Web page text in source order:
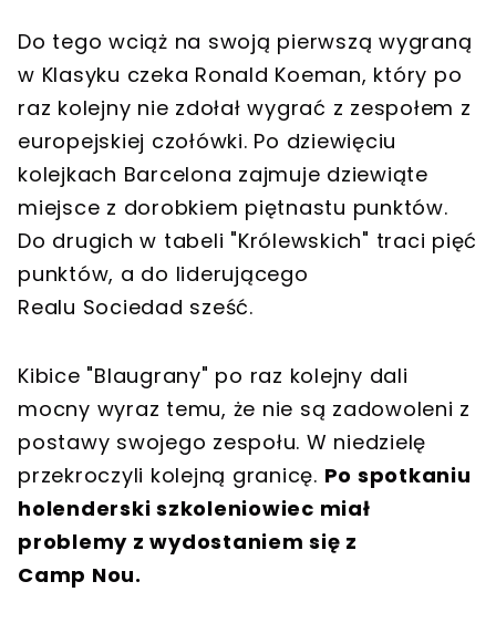
Do tego wciąż na swoją pierwszą wygraną
w Klasyku czeka Ronald Koeman, który po
raz kolejny nie zdołał wygrać z zespołem z
europejskiej czołówki. Po dziewięciu
kolejkach Barcelona zajmuje dziewiąte
miejsce z dorobkiem piętnastu punktów.
Do drugich w tabeli "Królewskich" traci pięć
punktów, a do liderującego
Realu Sociedad sześć.
Kibice "Blaugrany" po raz kolejny dali
mocny wyraz temu, że nie są zadowoleni z
postawy swojego zespołu. W niedzielę
przekroczyli kolejną granicę. Po spotkaniu
holenderski szkoleniowiec miał
problemy z wydostaniem się z
Camp Nou.